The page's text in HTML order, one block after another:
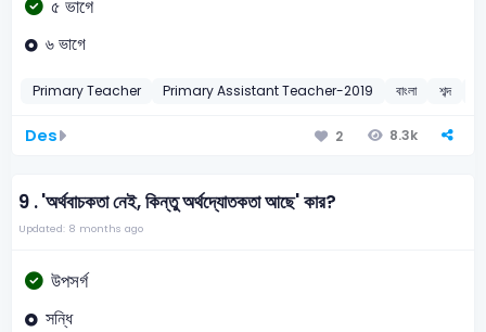
৫ ভাগে
৬ ভাগে
Primary Teacher Primary Assistant Teacher-2019 বাংলা শব্দ
Des 2 8.3k
9 .'অর্থবাচকতা নেই, কিন্তু অর্থদ্যোতকতা আছে' কার?
Updated: 8 months ago
উপসর্গ
সন্ধি